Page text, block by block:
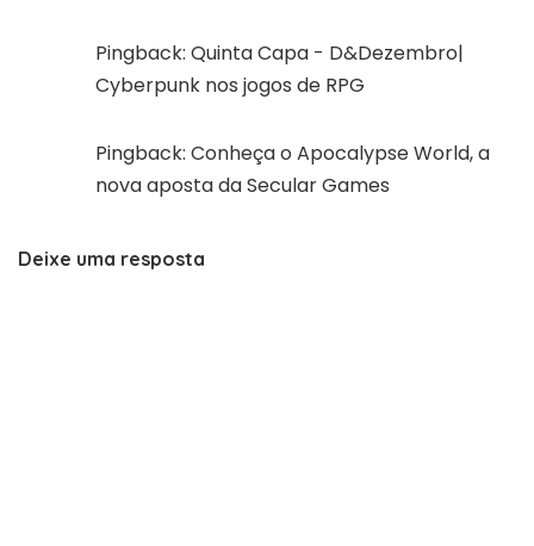
Pingback: Quinta Capa - D&Dezembro|
Cyberpunk nos jogos de RPG
Pingback: Conheça o Apocalypse World, a
nova aposta da Secular Games
Deixe uma resposta